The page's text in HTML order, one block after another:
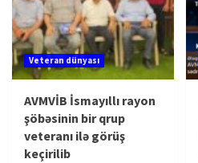
Veteran dünyası
AVMVİB İsmayıllı rayon
şöbəsinin bir qrup
veteranı ilə görüş
keçirilib